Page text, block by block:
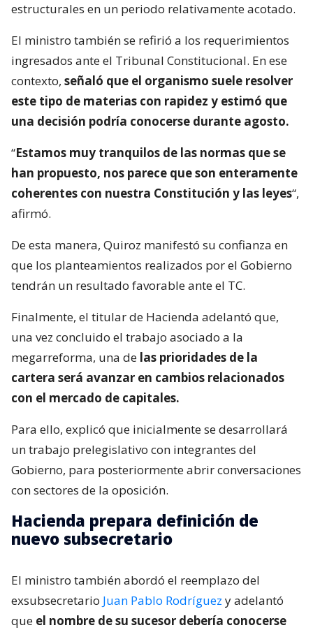
estructurales en un periodo relativamente acotado.
El ministro también se refirió a los requerimientos
ingresados ante el Tribunal Constitucional. En ese
contexto, señaló que el organismo suele resolver
este tipo de materias con rapidez y estimó que
una decisión podría conocerse durante agosto.
“Estamos muy tranquilos de las normas que se
han propuesto, nos parece que son enteramente
coherentes con nuestra Constitución y las leyes“,
afirmó.
De esta manera, Quiroz manifestó su confianza en
que los planteamientos realizados por el Gobierno
tendrán un resultado favorable ante el TC.
Finalmente, el titular de Hacienda adelantó que,
una vez concluido el trabajo asociado a la
megarreforma, una de las prioridades de la
cartera será avanzar en cambios relacionados
con el mercado de capitales.
Para ello, explicó que inicialmente se desarrollará
un trabajo prelegislativo con integrantes del
Gobierno, para posteriormente abrir conversaciones
con sectores de la oposición.
Hacienda prepara definición de
nuevo subsecretario
El ministro también abordó el reemplazo del
exsubsecretario Juan Pablo Rodríguez y adelantó
que el nombre de su sucesor debería conocerse